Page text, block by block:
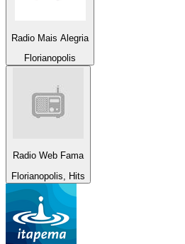
Radio Mais Alegria
Florianopolis
Radio Web Fama
Florianopolis, Hits